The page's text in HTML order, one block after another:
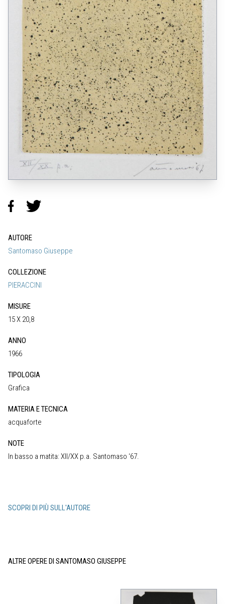
AUTORE
Santomaso Giuseppe
COLLEZIONE
PIERACCINI
MISURE
15 X 20,8
ANNO
1966
TIPOLOGIA
Grafica
MATERIA E TECNICA
acquaforte
NOTE
In basso a matita: XII/XX p.a. Santomaso ‘67.
SCOPRI DI PIÙ SULL'AUTORE
ALTRE OPERE DI SANTOMASO GIUSEPPE